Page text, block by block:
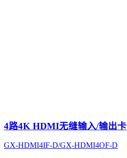
4路4K HDMI无缝输入/输出卡
GX-HDMI4IF-D/GX-HDMI4OF-D